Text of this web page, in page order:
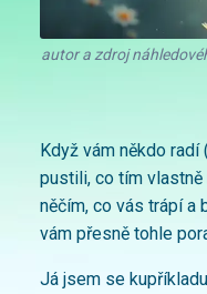
autor a zdroj
Když vám někdo
pustili, co tím
něčím, co vás trápí a
vám přesně tohle
Já jsem se